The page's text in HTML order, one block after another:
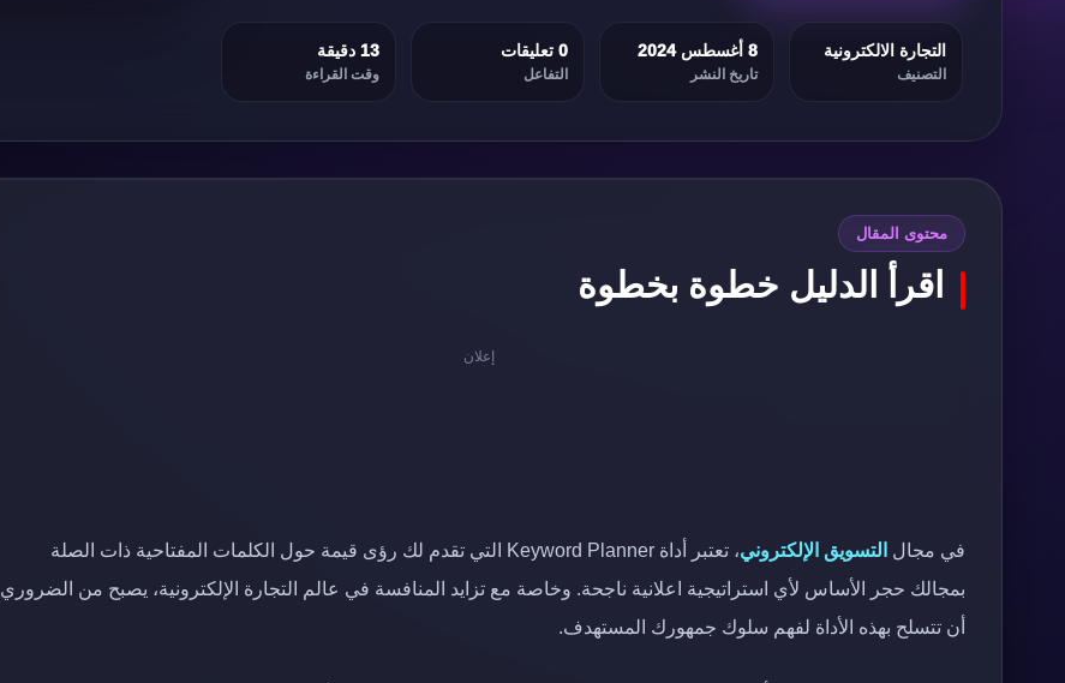
التجارة الالكترونية
التصنيف
8 أغسطس 2024
تاريخ النشر
0 تعليقات
التفاعل
13 دقيقة
وقت القراءة
محتوى المقال
اقرأ الدليل خطوة بخطوة
إعلان
في مجال التسويق الإلكتروني
، تعتبر أداة Keyword Planner التي تقدم لك رؤى قيمة حول الكلمات المفتاحية ذات الصلة
بمجالك حجر الأساس لأي استراتيجية اعلانية ناجحة. وخاصة مع تزايد المنافسة في عالم التجارة الإلكترونية، يصبح من الضروري
أن تتسلح بهذه الأداة لفهم سلوك جمهورك المستهدف.